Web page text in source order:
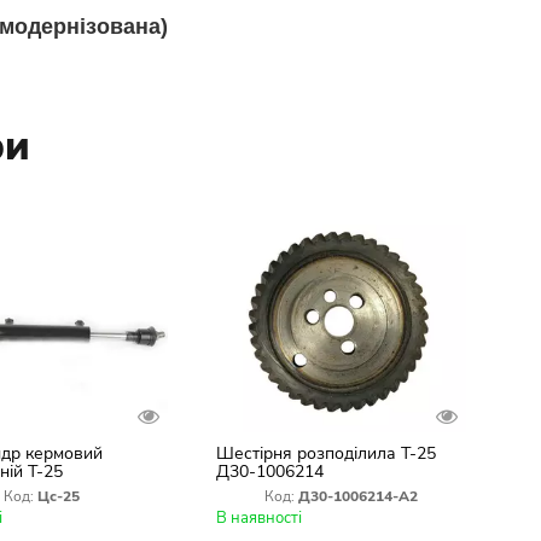
кермовий
Т-25
Код: Цс-25
Шестірня розподілила Т-25
Д30-1006214
Код: Д30-1006214-А2
В наявності